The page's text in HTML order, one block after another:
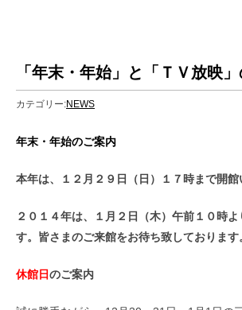
「年末・年始」と「ＴＶ放映
カテゴリー:NEWS
年末・年始のご案内
本年は、１２月２９日（日）１７時まで開館
２０１４年は、１月２日（木）午前１０時
す。皆さまのご来館をお待ち致しております
休館日のご案内